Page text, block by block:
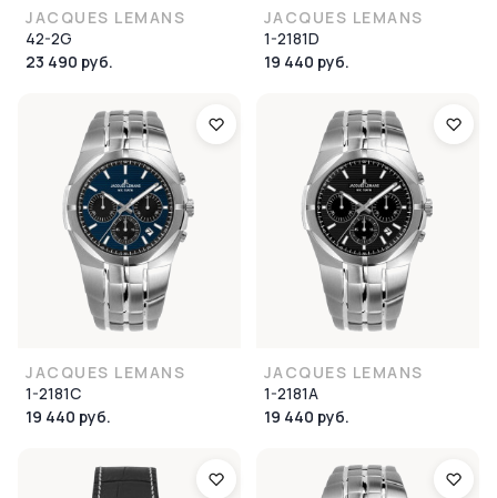
JACQUES LEMANS
42-2G
23 490 руб.
JACQUES LEMANS
1-2181D
19 440 руб.
JACQUES LEMANS
1-2181C
19 440 руб.
JACQUES LEMANS
1-2181A
19 440 руб.